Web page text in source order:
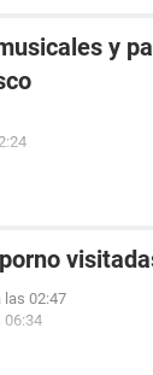
y
las 02:47
06:34